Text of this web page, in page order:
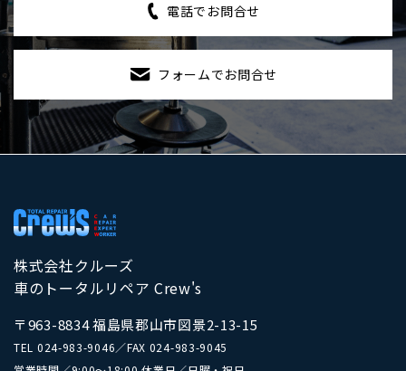
電話でお問合せ
フォームでお問合せ
株式会社クルーズ
車のトータルリペア Crew's
〒963-8834 福島県郡山市図景2-13-15
TEL 024-983-9046／FAX 024-983-9045